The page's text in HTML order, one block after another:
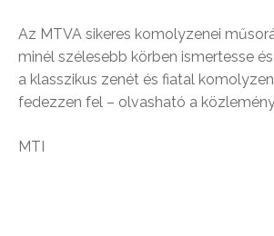
Az MTVA sikeres komolyzenei
minél szélesebb körben ismertesse
a klasszikus zenét és fiatal
fedezzen fel – olvasható a
MTI